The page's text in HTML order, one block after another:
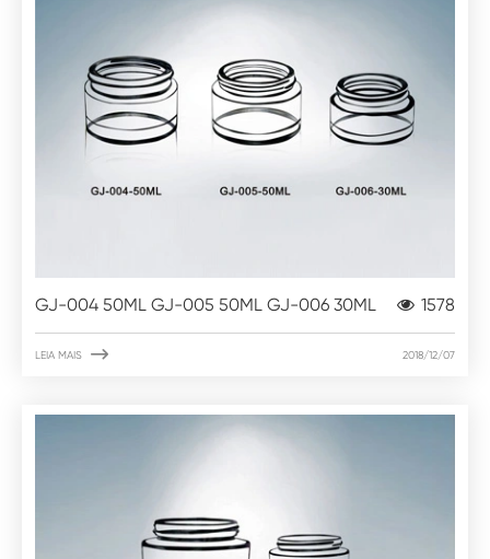
GJ-004 50ML GJ-005 50ML GJ-006 30ML 1578
LEIA MAIS  2018/12/07